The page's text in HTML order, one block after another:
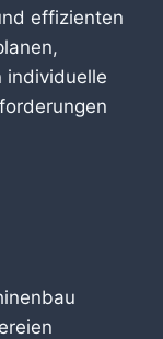
effizienten
individuelle